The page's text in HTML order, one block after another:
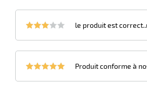
le produit est
Produit conforme à